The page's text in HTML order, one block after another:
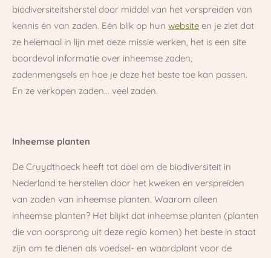
biodiversiteitsherstel door middel van het verspreiden van
kennis én van zaden. Eén blik op hun website en je ziet dat
ze helemaal in lijn met deze missie werken, het is een site
boordevol informatie over inheemse zaden,
zadenmengsels en hoe je deze het beste toe kan passen.
En ze verkopen zaden... veel zaden.
Inheemse planten
De Cruydthoeck heeft tot doel om de biodiversiteit in
Nederland te herstellen door het kweken en verspreiden
van zaden van inheemse planten. Waarom alleen
inheemse planten? Het blijkt dat inheemse planten (planten
die van oorsprong uit deze regio komen) het beste in staat
zijn om te dienen als voedsel- en waardplant voor de